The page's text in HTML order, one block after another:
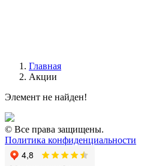
Главная
Акции
Элемент не найден!
© Все права защищены.
Политика конфиденциальности